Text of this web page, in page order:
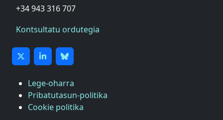
+34 943 316 707
Kontsultatu ordutegia
Lege-oharra
Pribatutasun-politika
Cookie politika